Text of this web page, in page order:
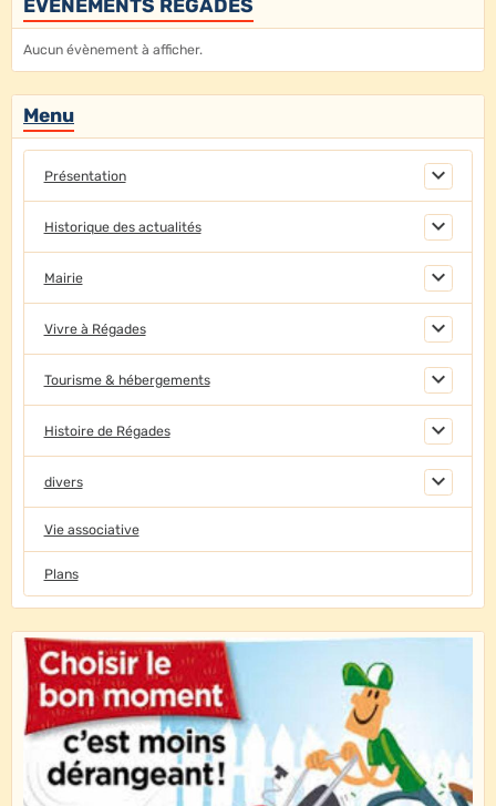
EVENEMENTS REGADES
Aucun évènement à afficher.
Menu
Présentation
Historique des actualités
Mairie
Vivre à Régades
Tourisme & hébergements
Histoire de Régades
divers
Vie associative
Plans